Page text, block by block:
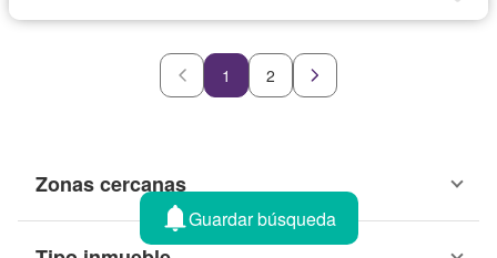
1 2
Zonas cercanas
Guardar búsqueda